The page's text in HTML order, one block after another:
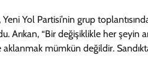
Yol Partisi’nin grup
Arıkan, “Bir değişiklikle her şeyin
mümkün değildir.